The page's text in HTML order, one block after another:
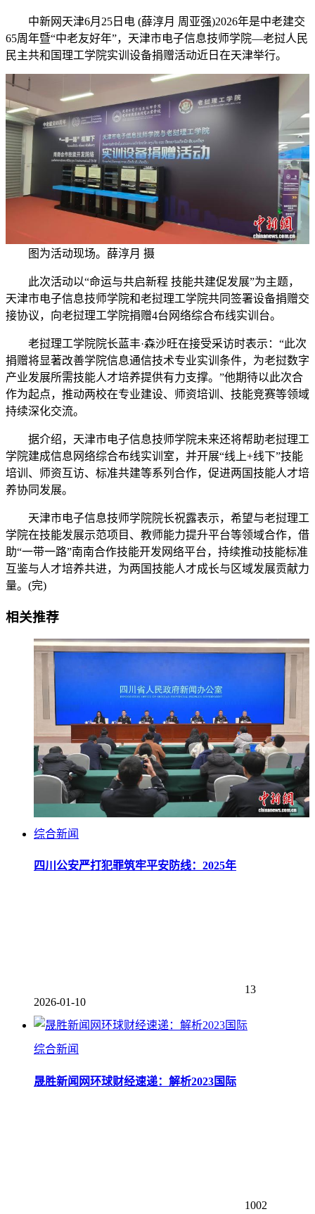
中新网天津6月25日电 (薛淳月 周亚强)2026年是中老建交
65周年暨“中老友好年”，天津市电子信息技师学院—老挝人民
民主共和国理工学院实训设备捐赠活动近日在天津举行。
图为活动现场。薛淳月 摄
此次活动以“命运与共启新程 技能共建促发展”为主题，
天津市电子信息技师学院和老挝理工学院共同签署设备捐赠交
接协议，向老挝理工学院捐赠4台网络综合布线实训台。
老挝理工学院院长蓝丰·森沙旺在接受采访时表示：“此次
捐赠将显著改善学院信息通信技术专业实训条件，为老挝数字
产业发展所需技能人才培养提供有力支撑。”他期待以此次合
作为起点，推动两校在专业建设、师资培训、技能竞赛等领域
持续深化交流。
据介绍，天津市电子信息技师学院未来还将帮助老挝理工
学院建成信息网络综合布线实训室，并开展“线上+线下”技能
培训、师资互访、标准共建等系列合作，促进两国技能人才培
养协同发展。
天津市电子信息技师学院院长祝露表示，希望与老挝理工
学院在技能发展示范项目、教师能力提升平台等领域合作，借
助“一带一路”南南合作技能开发网络平台，持续推动技能标准
互鉴与人才培养共进，为两国技能人才成长与区域发展贡献力
量。(完)
相关推荐
综合新闻
四川公安严打犯罪筑牢平安防线：2025年
13
2026-01-10
综合新闻
晟胜新闻网环球财经速递：解析2023国际
1002